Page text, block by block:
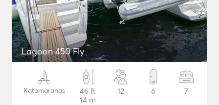
Lagoon 450 Fly
Katamaranas
46 ft
14 m
12 6 7